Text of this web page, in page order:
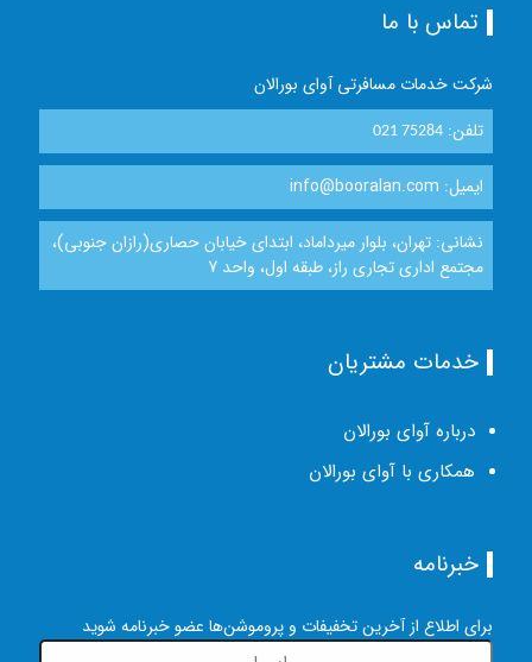
تماس با ما
شرکت خدمات مسافرتی آوای بورالان
تلفن:021 75284
ایمیل: info@booralan.com
نشانی: تهران، بلوار میرداماد، ابتدای خیابان حصاری(رازان جنوبی)،
مجتمع اداری تجاری راز، طبقه اول، واحد 7
خدمات مشتریان
درباره آوای بورالان
همکاری با آوای بورالان
خبرنامه
برای اطلاع از آخرین تخفیفات و پروموشن‌ها عضو خبرنامه شوید